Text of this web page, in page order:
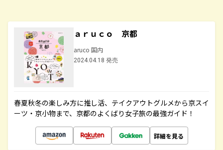
ａｒｕｃｏ 京都
aruco 国内
2024.04.18 発売
春夏秋冬の楽しみ方に推し活、テイクアウトグルメから京スイ
ーツ・京小物まで、京都のよくばり女子旅の最強ガイド！
詳細を見る